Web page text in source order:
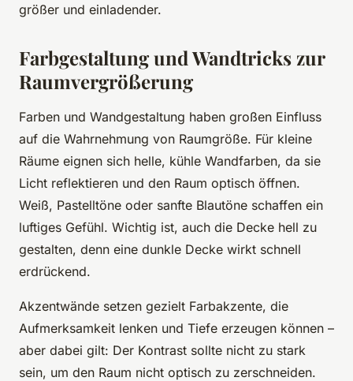
größer und einladender.
Farbgestaltung und Wandtricks zur
Raumvergrößerung
Farben und Wandgestaltung haben großen Einfluss
auf die Wahrnehmung von Raumgröße. Für kleine
Räume eignen sich helle, kühle Wandfarben, da sie
Licht reflektieren und den Raum optisch öffnen.
Weiß, Pastelltöne oder sanfte Blautöne schaffen ein
luftiges Gefühl. Wichtig ist, auch die Decke hell zu
gestalten, denn eine dunkle Decke wirkt schnell
erdrückend.
Akzentwände setzen gezielt Farbakzente, die
Aufmerksamkeit lenken und Tiefe erzeugen können –
aber dabei gilt: Der Kontrast sollte nicht zu stark
sein, um den Raum nicht optisch zu zerschneiden.